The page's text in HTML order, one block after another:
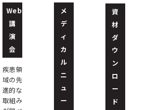
Web
講
演
会
疾患領
域の先
進的な
取組み
メ
デ
ィ
カ
ル
ニ
ュ
ー
資
材
ダ
ウ
ン
ロ
ー
ド